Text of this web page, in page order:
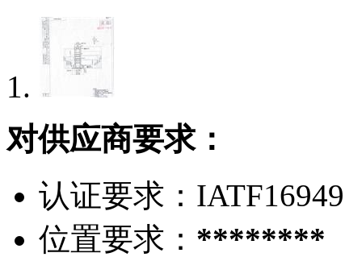
对供应商要求：
认证要求： IATF16949
位置要求： ********